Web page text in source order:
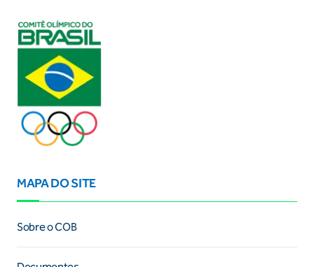
MAPA DO SITE
Sobre o COB